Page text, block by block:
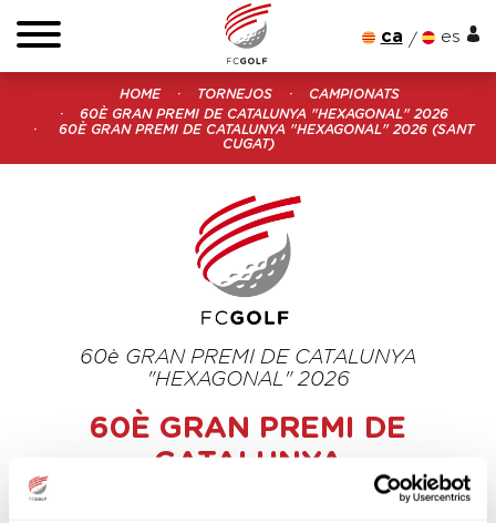
ca es
HOME TORNEJOS
CAMPIONATS
60È GRAN PREMI DE CATALUNYA "HEXAGONAL" 2026
60È GRAN PREMI DE CATALUNYA "HEXAGONAL" 2026 (SANT
CUGAT)
60è GRAN PREMI DE CATALUNYA
"HEXAGONAL" 2026
60È GRAN PREMI DE
CATALUNYA
"HEXAGONAL" 2026